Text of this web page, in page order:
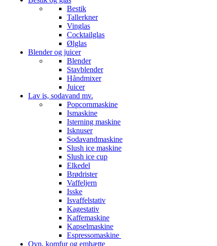
Bestik
Tallerkner
Vinglas
Cocktailglas
Ølglas
Blender og juicer
Blender
Stavblender
Håndmixer
Juicer
Lav is, sodavand mv.
Popcornmaskine
Ismaskine
Isterning maskine
Isknuser
Sodavandmaskine
Slush ice maskine
Slush ice cup
Elkedel
Brødrister
Vaffeljern
Isske
Isvaffelstativ
Kagestativ
Kaffemaskine
Kapselmaskine
Espressomaskine
Ovn, komfur og emhætte